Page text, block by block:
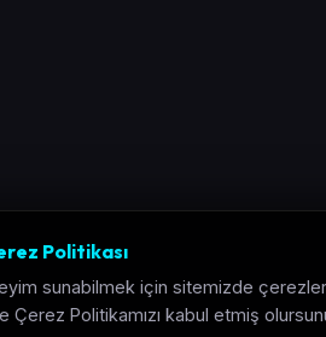
Politikası
sunabilmek için sitemizde çerezler
Çerez Politikamızı kabul etmiş